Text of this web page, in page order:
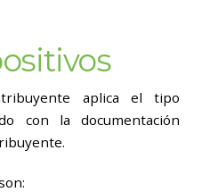
aplica el tipo
con la documentación